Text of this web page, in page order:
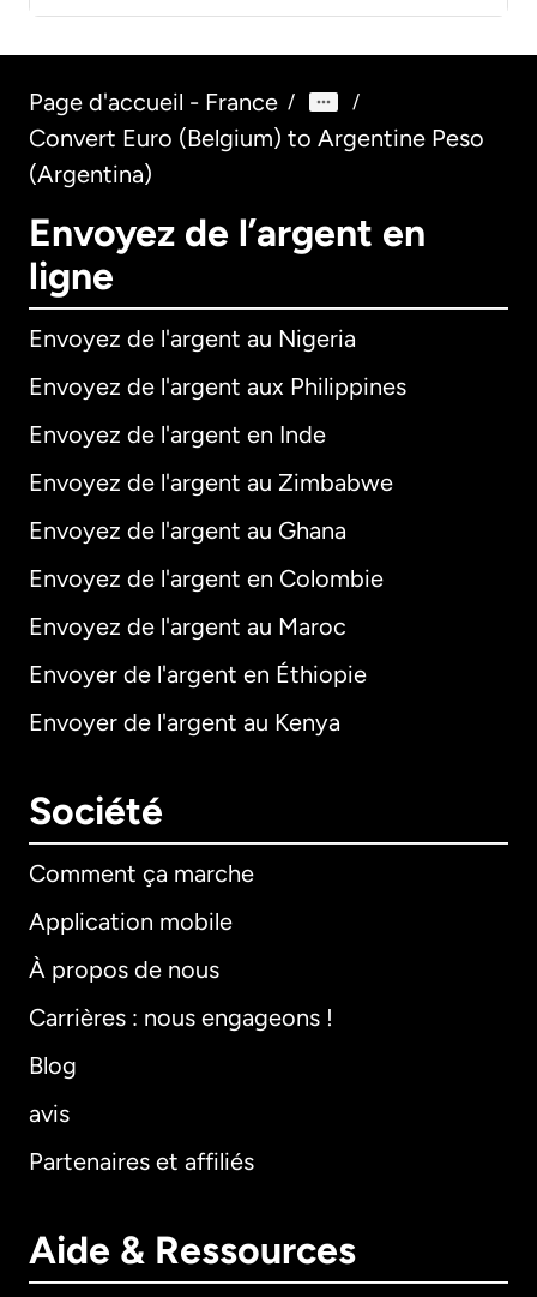
Page d'accueil - France / /
Convert Euro (Belgium) to Argentine Peso
(Argentina)
Envoyez de l’argent en
ligne
Envoyez de l'argent au Nigeria
Envoyez de l'argent aux Philippines
Envoyez de l'argent en Inde
Envoyez de l'argent au Zimbabwe
Envoyez de l'argent au Ghana
Envoyez de l'argent en Colombie
Envoyez de l'argent au Maroc
Envoyer de l'argent en Éthiopie
Envoyer de l'argent au Kenya
Société
Comment ça marche
Application mobile
À propos de nous
Carrières : nous engageons !
Blog
avis
Partenaires et affiliés
Aide & Ressources